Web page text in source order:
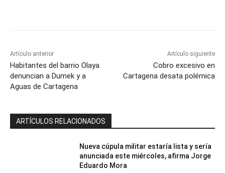
Artículo anterior
Habitantes del barrio Olaya
denuncian a Dumek y a
Aguas de Cartagena
Artículo siguiente
Cobro excesivo en
Cartagena desata polémica
ARTÍCULOS RELACIONADOS
Nueva cúpula militar estaría lista y sería
anunciada este miércoles, afirma Jorge
Eduardo Mora